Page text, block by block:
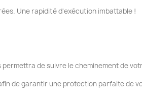
Une rapidité d'exécution imbattable !
de suivre le cheminement de
de garantir une protection parfaite de